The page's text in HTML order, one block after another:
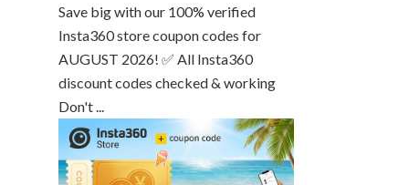
Save big with our 100% verified
Insta360 store coupon codes for
AUGUST 2026! ✅ All Insta360
discount codes checked & working
Don't ...